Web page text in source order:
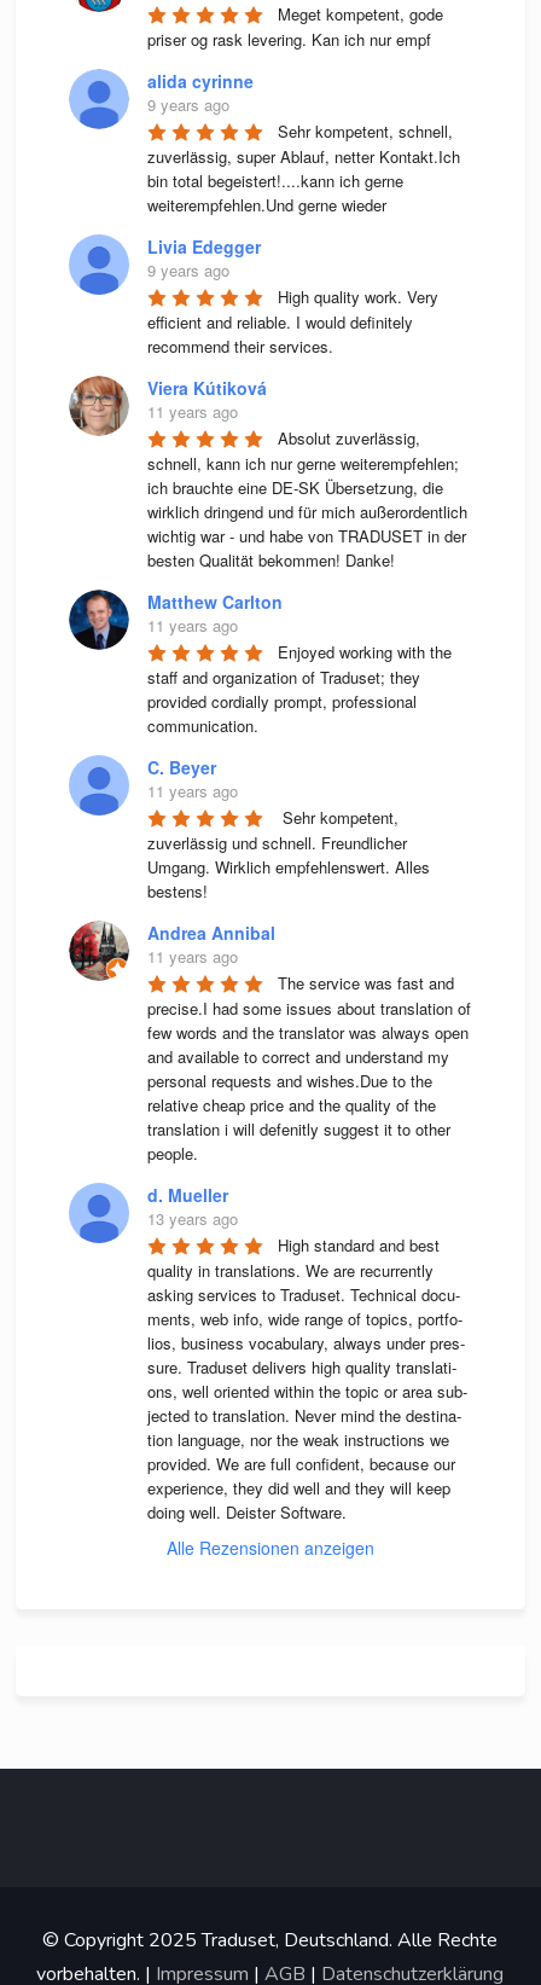
Meget kompetent, gode
priser og rask levering. Kan ich nur empf
alida cyrinne
9 years ago
Sehr kompetent, schnell,
zuverlässig, super Ablauf, netter Kontakt.Ich
bin total begeistert!....kann ich gerne
weiterempfehlen.Und gerne wieder
Livia Edegger
9 years ago
High quality work. Very
efficient and reliable. I would definitely
recommend their services.
Viera Kútiková
11 years ago
Absolut zuverlässig,
schnell, kann ich nur gerne weiterempfehlen;
ich brauchte eine DE-SK Übersetzung, die
wirklich dringend und für mich außerordentlich
wichtig war - und habe von TRADUSET in der
besten Qualität bekommen! Danke!
Matthew Carlton
11 years ago
Enjoyed working with the
staff and organization of Traduset; they
provided cordially prompt, professional
communication.
C. Beyer
11 years ago
Sehr kompetent,
zuverlässig und schnell. Freundlicher
Umgang. Wirklich empfehlenswert. Alles
bestens!
Andrea Annibal
11 years ago
The service was fast and
precise.I had some issues about translation of
few words and the translator was always open
and available to correct and understand my
personal requests and wishes.Due to the
relative cheap price and the quality of the
translation i will defenitly suggest it to other
people.
d. Mueller
13 years ago
High stan­dard and best
qua­lity in trans­la­ti­ons. We are recur­rently
asking ser­vices to Tra­du­set. Tech­ni­cal docu­
ments, web info, wide range of topics, port­fo­
lios, busi­ness voca­bu­lary, always under pres­
sure. Tra­du­set deli­vers high qua­lity trans­la­ti­
ons, well ori­en­ted wit­hin the topic or area sub­
jec­ted to trans­la­tion. Never mind the desti­na­
tion lan­guage, nor the weak instruc­tions we
pro­vi­ded. We are full con­fi­dent, because our
expe­ri­ence, they did well and they will keep
doing well. Deis­ter Software.
Alle Rezensionen anzeigen
© Copyright 2025 Traduset, Deutschland. Alle Rechte
vorbehalten. | Impressum |AGB | Datenschutzerklärung